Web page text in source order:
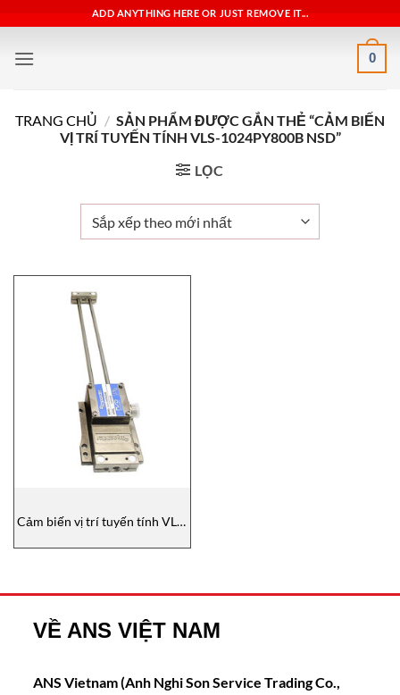
qua
nội
ADD ANYTHING HERE OR JUST REMOVE IT...
0
TRANG CHỦ / SẢN PHẨM ĐƯỢC GẮN THẺ “CẢM BIẾN
VỊ TRÍ TUYẾN TÍNH VLS-1024PY800B NSD”
LỌC
Cảm biến vị trí tuyến tính VLS-
VỀ ANS VIỆT NAM
ANS Vietnam (Anh Nghi Son Service Trading Co.,